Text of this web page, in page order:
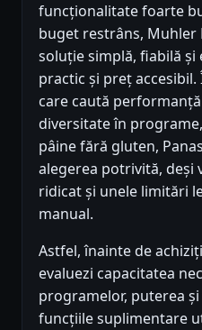
funcționalitate foarte
buget restrâns, Muhler
soluție simplă, fiabilă și
practic și preț
care caută
diversitate în
pâine fără gluten,
alegerea potrivită, deși
ridicat și unele limitări
manual.
Astfel, înainte de
evaluezi capacitatea
programelor, puterea
funcțiile suplimentare